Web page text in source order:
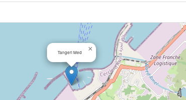
Tangeri Med ×